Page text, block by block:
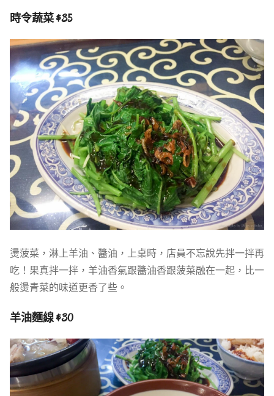
時令蔬菜 $35
燙菠菜，淋上羊油、醬油，上桌時，店員不忘說先拌一拌再
吃！果真拌一拌，羊油香氣跟醬油香跟菠菜融在一起，比一
般燙青菜的味道更香了些。
羊油麵線 $30